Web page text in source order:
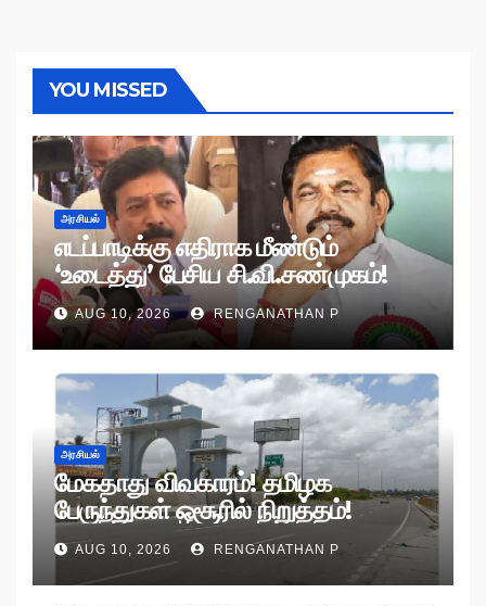
YOU MISSED
அரசியல்
எடப்பாடிக்கு எதிராக மீண்டும்
‘உடைத்து’ பேசிய சி.வி.சண்முகம்!
AUG 10, 2026 RENGANATHAN P
அரசியல்
மேகதாது விவகாரம்! தமிழக
பேருந்துகள் ஒசூரில் நிறுத்தம்!
AUG 10, 2026 RENGANATHAN P